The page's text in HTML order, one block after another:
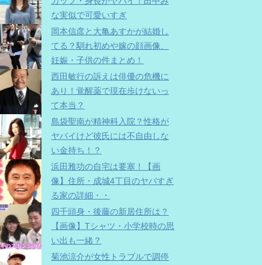
な実似で可愛いすぎ
岡本信彦と大亀あすかが結婚し
てる？馴れ初めや嫁の顔画像、
妊娠・子供の件まとめ！
西田敏行の訴えは俳優の危機に
あり！覚醒薬で現在歩けないっ
て本当？
島袋聖南が精神科入院？性格が
ヤバイけど彼氏には不自由しな
い金持ち！？
浜田雅功の自宅は要塞！【画
像】住所・成城4丁目のヤバすぎ
る家の詳細・・
四千頭身・後藤の新居住所は？
【画像】Tシャツ・小学校時の思
い出も一緒？
菊池涼介が女性トラブルで調停